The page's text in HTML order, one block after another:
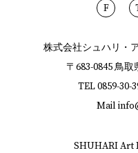
F
株式会社シュハリ・
〒683-0845 鳥
TEL0859-30-
Mail
SHUHARI Art